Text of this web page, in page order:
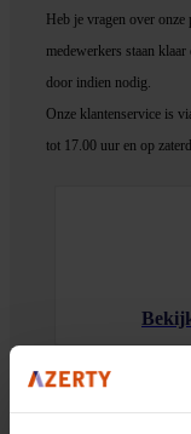
Heb je vragen over
medewerkers staan
door indien nodig.
Onze klantenservice is
tot 17.00 uur en op